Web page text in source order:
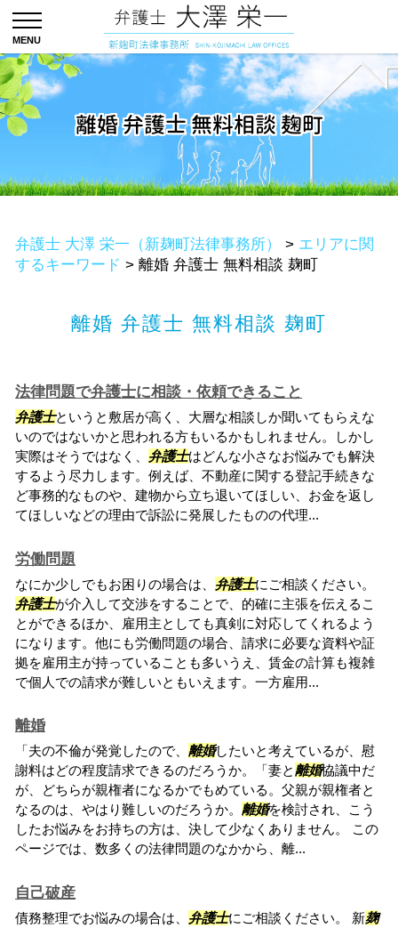
離婚 弁護士 無料相談 麹町
弁護士 大澤 栄一（新麹町法律事務所） > エリアに関
するキーワード > 離婚 弁護士 無料相談 麹町
離婚 弁護士 無料相談 麹町
法律問題で弁護士に相談・依頼できること
弁護士というと敷居が高く、大層な相談しか聞いてもらえな
いのではないかと思われる方もいるかもしれません。しかし
実際はそうではなく、 弁護士はどんな小さなお悩みでも解決
するよう尽力します。例えば、不動産に関する登記手続きな
ど事務的なものや、建物から立ち退いてほしい、お金を返し
てほしいなどの理由で訴訟に発展したものの代理...
労働問題
なにか少しでもお困りの場合は、 弁護士にご相談ください。
弁護士が介入して交渉をすることで、的確に主張を伝えるこ
とができるほか、雇用主としても真剣に対応してくれるよう
になります。他にも労働問題の場合、請求に必要な資料や証
拠を雇用主が持っていることも多いうえ、賃金の計算も複雑
で個人での請求が難しいともいえます。一方雇用...
離婚
「夫の不倫が発覚したので、 離婚したいと考えているが、慰
謝料はどの程度請求できるのだろうか。「妻と離婚協議中だ
が、どちらが親権者になるかでもめている。父親が親権者と
なるのは、やはり難しいのだろうか。 離婚を検討され、こう
したお悩みをお持ちの方は、決して少なくありません。 この
ページでは、数多くの法律問題のなかから、離...
自己破産
債務整理でお悩みの場合は、 弁護士にご相談ください。 新麹